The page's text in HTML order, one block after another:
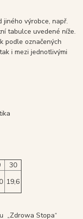
jiného výrobce, např.
tabulce uvedené níže.
podle označených
i mezi jednotlivými
30
19,6
„Zdrowa Stopa“